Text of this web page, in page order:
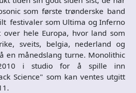
som første trønderske band
festivaler som Ultima og Inferno
hele Europa, hvor land som
sveits, belgia, nederland og
en månedslang turne. Monolithic
i studio for å spille inn
Science" som kan ventes utgitt